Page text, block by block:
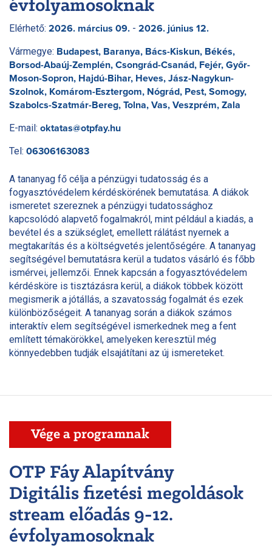
évfolyamosoknak
Elérhető: 2026. március 09. - 2026. június 12.
Vármegye: Budapest, Baranya, Bács-Kiskun, Békés,
Borsod-Abaúj-Zemplén, Csongrád-Csanád, Fejér, Győr-
Moson-Sopron, Hajdú-Bihar, Heves, Jász-Nagykun-
Szolnok, Komárom-Esztergom, Nógrád, Pest, Somogy,
Szabolcs-Szatmár-Bereg, Tolna, Vas, Veszprém, Zala
E-mail: oktatas@otpfay.hu
Tel: 06306163083
A tananyag fő célja a pénzügyi tudatosság és a
fogyasztóvédelem kérdéskörének bemutatása. A diákok
ismeretet szereznek a pénzügyi tudatossághoz
kapcsolódó alapvető fogalmakról, mint például a kiadás, a
bevétel és a szükséglet, emellett rálátást nyernek a
megtakarítás és a költségvetés jelentőségére. A tananyag
segítségével bemutatásra kerül a tudatos vásárló és főbb
ismérvei, jellemzői. Ennek kapcsán a fogyasztóvédelem
kérdésköre is tisztázásra kerül, a diákok többek között
megismerik a jótállás, a szavatosság fogalmát és ezek
különbözőségeit. A tananyag során a diákok számos
interaktív elem segítségével ismerkednek meg a fent
említett témakörökkel, amelyeken keresztül még
könnyedebben tudják elsajátítani az új ismereteket.
Vége a programnak
OTP Fáy Alapítvány
Digitális fizetési megoldások
stream előadás 9-12.
évfolyamosoknak